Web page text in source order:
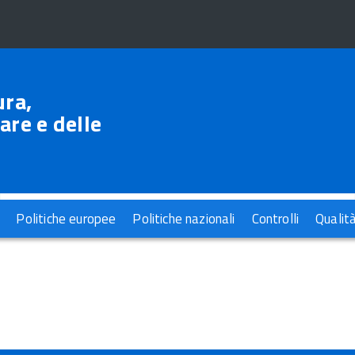
e delle
Politiche europee Politiche nazionali Controlli